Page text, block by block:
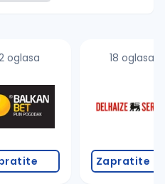
greške (koristite č, ć, š, đ,
grad
filtere pretrage
oglasa 18 oglasa
Zapratite